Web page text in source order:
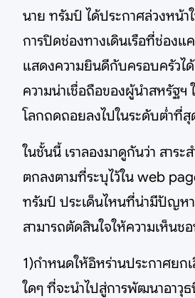
นาย ทรัมป์ ได้ประกาศล่วงหน้า
การปิดช่องทางเดินเรือที่ช่องแ
แสดงความยินดีกับครอบครัวไ
ความน่าเชื่อถือของผู้นำสหรัฐฯ
โลกถดถอยลงไปในระดับต่ำที่สุ
ในชั้นนี้ เราลองมาดูกันว่า สาระ
ตกลงตามที่ระบุไว้ใน web
ทรัมป์ ประเด็นไหนที่น่ามีปัญห
สามารถตัดสินใจให้ความเห็นช
1)กำหนดให้อิหร่านประกาศยกเ
ใดๆ ที่จะนำไปสู่การพัฒนาอาวุธ